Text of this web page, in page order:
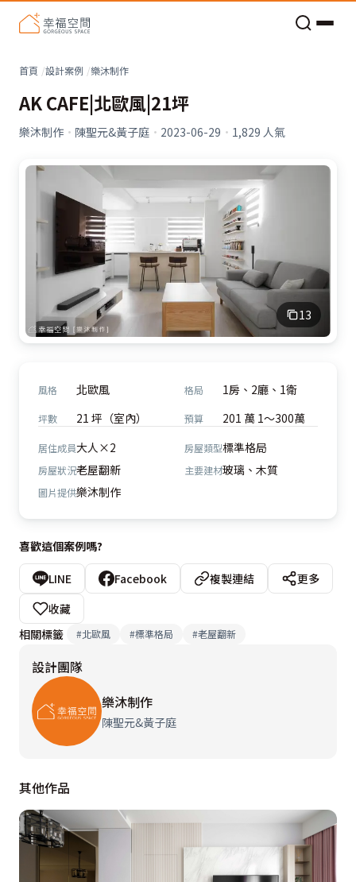
首頁 設計案例 樂沐制作
AK CAFE|北歐風|21坪
樂沐制作 · 陳聖元&黃子庭 · 2023-06-29 · 1,829 人氣
13
風格 北歐風 格局 1房、2廳、1衛
坪數 21 坪（室內） 預算 201 萬 1～300萬
居住成員大人×2 房屋類型標準格局
房屋狀況老屋翻新 主要建材玻璃、木質
圖片提供樂沐制作
喜歡這個案例嗎?
LINE Facebook 複製連結
更多
收藏
相關標籤
#北歐風 #標準格局 #老屋翻新
設計團隊
樂沐制作
陳聖元&黃子庭
其他作品